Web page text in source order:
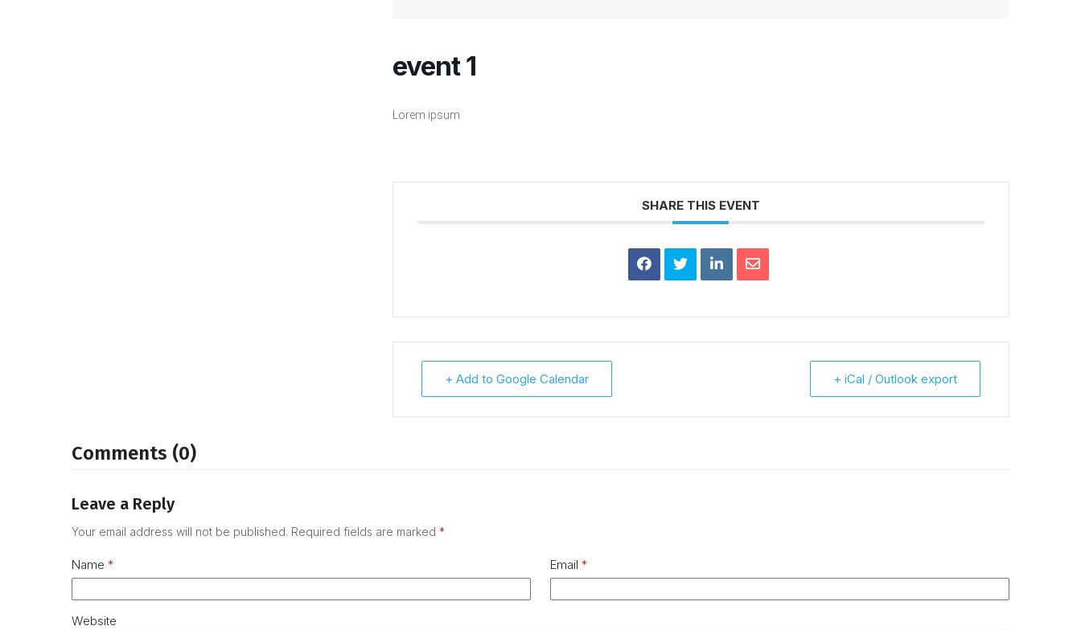
event 1
Lorem ipsum
SHARE THIS EVENT
+ Add to Google Calendar + iCal / Outlook export
Comments (0)
Leave a Reply
Your email address will not be published. Required fields are marked *
Name * Email *
Website